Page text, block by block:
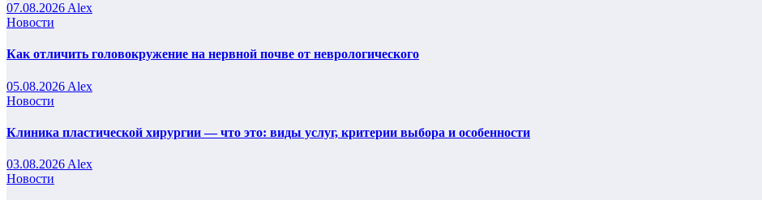
07.08.2026 Alex
Новости
Как отличить головокружение на нервной почве от неврологического
05.08.2026 Alex
Новости
Клиника пластической хирургии — что это: виды услуг, критерии выбора и особенности
03.08.2026 Alex
Новости